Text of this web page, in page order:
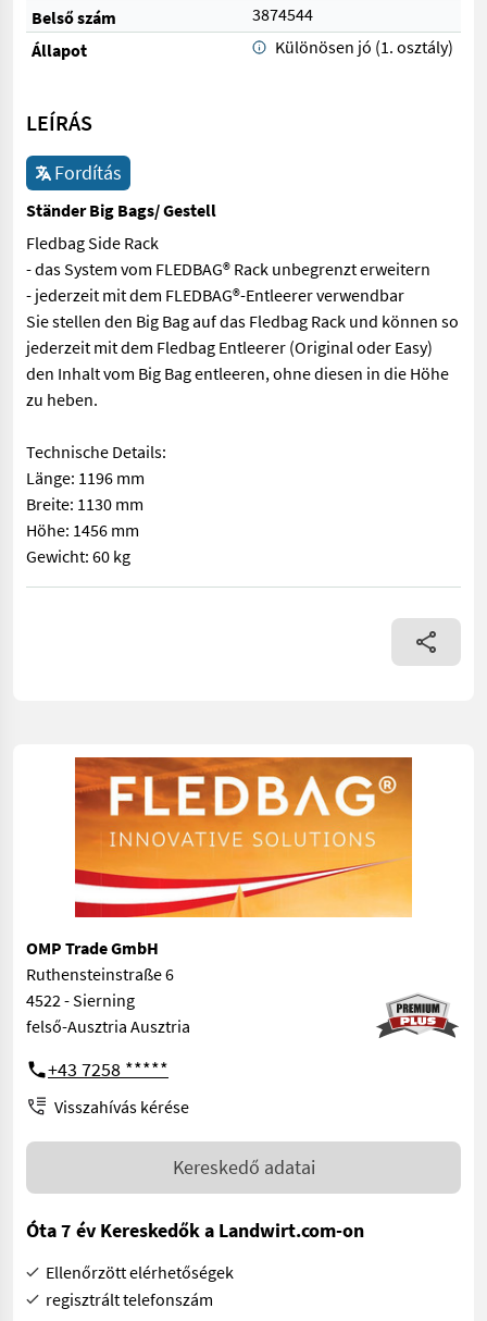
Belső szám
3874544
Állapot
Különösen jó (1. osztály)
LEÍRÁS
Fordítás
Ständer Big Bags/ Gestell
Fledbag Side Rack
- das System vom FLEDBAG® Rack unbegrenzt erweitern
- jederzeit mit dem FLEDBAG®-Entleerer verwendbar
Sie stellen den Big Bag auf das Fledbag Rack und können so
jederzeit mit dem Fledbag Entleerer (Original oder Easy)
den Inhalt vom Big Bag entleeren, ohne diesen in die Höhe
zu heben.
Technische Details:
Länge: 1196 mm
Breite: 1130 mm
Höhe: 1456 mm
Gewicht: 60 kg
Fledbag Side Rack - das System vom FLEDBAG® Rack
OMP Trade GmbH
Ruthensteinstraße 6
4522 - Sierning
felső-Ausztria Ausztria
+43 7258 *****
Visszahívás kérése
Kereskedő adatai
Óta 7 év Kereskedők a Landwirt.com-on
Ellenőrzött elérhetőségek
regisztrált telefonszám